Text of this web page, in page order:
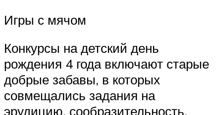
Игры с мячом
Конкурсы на детский день
рождения 4 года включают старые
добрые забавы, в которых
совмещались задания на
эрудицию, сообразительность,